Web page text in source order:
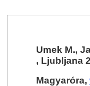
Umek M.,
, Ljubljana
Magyaróra,